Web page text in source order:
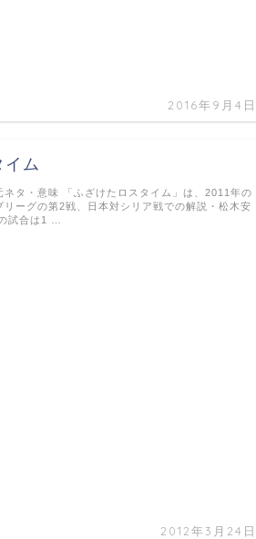
2016年9月4日
ム
2012年3月24日
ネタ・意味 「ふざけたロスタイム」は、2011年の
リーグの第2戦、日本対シリア戦での解説・松木安
試合は1 …